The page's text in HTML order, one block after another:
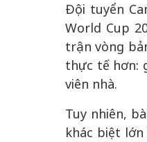
Đội tuyển
World Cup
trận vòng
thực tế hơn:
viên nhà.
Tuy nhiên,
khác biệt